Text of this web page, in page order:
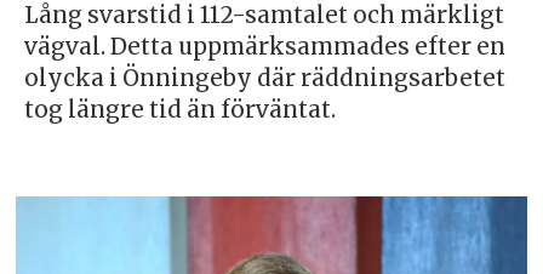
Lång svarstid i 112-samtalet och märkligt
vägval. Detta uppmärksammades efter en
olycka i Önningeby där räddningsarbetet
tog längre tid än förväntat.